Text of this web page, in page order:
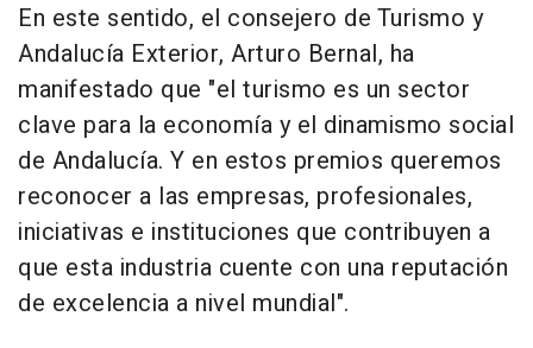
En este sentido, el consejero de Turismo y
Andalucía Exterior, Arturo Bernal, ha
manifestado que "el turismo es un sector
clave para la economía y el dinamismo social
de Andalucía. Y en estos premios queremos
reconocer a las empresas, profesionales,
iniciativas e instituciones que contribuyen a
que esta industria cuente con una reputación
de excelencia a nivel mundial".